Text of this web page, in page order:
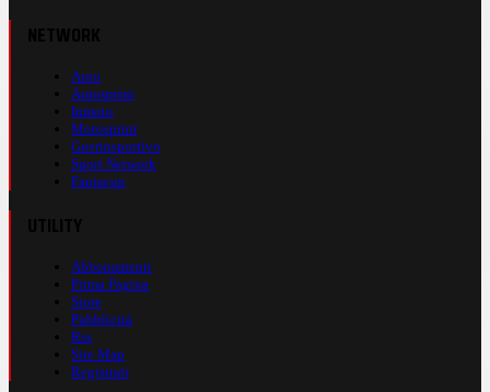
Auto
Autosprint
Inmoto
Motosprint
Guerinsportivo
Sport Network
Fantacup
Abbonamenti
Prima Pagina
Store
Pubblicità
Rss
Site Map
Registrati